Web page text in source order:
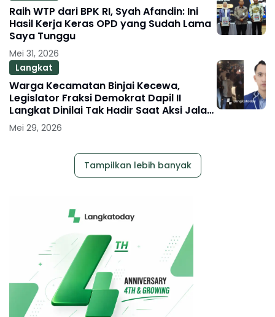
Raih WTP dari BPK RI, Syah Afandin: Ini
Hasil Kerja Keras OPD yang Sudah Lama
Saya Tunggu
Mei 31, 2026
Langkat
Warga Kecamatan Binjai Kecewa,
Legislator Fraksi Demokrat Dapil II
Langkat Dinilai Tak Hadir Saat Aksi Jalan
Rusak
Mei 29, 2026
Tampilkan lebih banyak